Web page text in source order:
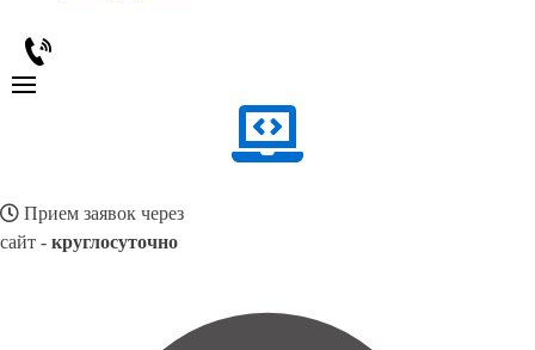
Прием заявок через
сайт - круглосуточно